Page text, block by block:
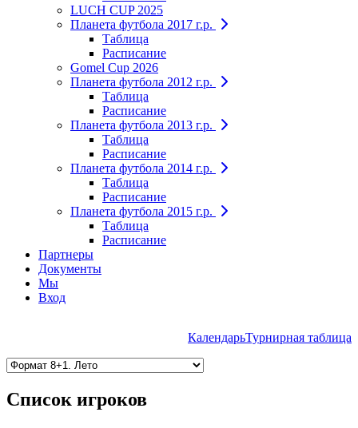
LUCH CUP 2025
Планета футбола 2017 г.р.
Таблица
Расписание
Gomel Cup 2026
Планета футбола 2012 г.р.
Таблица
Расписание
Планета футбола 2013 г.р.
Таблица
Расписание
Планета футбола 2014 г.р.
Таблица
Расписание
Планета футбола 2015 г.р.
Таблица
Расписание
Партнеры
Документы
Мы
Вход
КалендарьТурнирная таблица
Список игроков